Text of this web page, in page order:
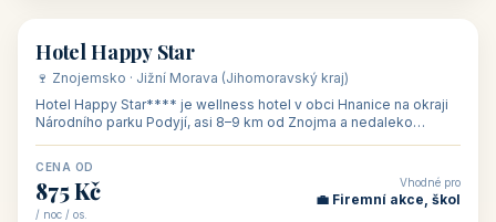
🏨 hotel
Hotel Happy Star
🍷 Znojemsko · Jižní Morava (Jihomoravský kraj)
Hotel Happy Star**** je wellness hotel v obci Hnanice na okraji
Národního parku Podyjí, asi 8–9 km od Znojma a nedaleko
CENA OD
875 Kč
/ noc / os.
Vhodné pro
💼 Firemní akce, škol